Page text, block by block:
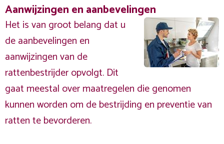
Aanwijzingen en aanbevelingen
Het is van groot belang dat u
de aanbevelingen en
aanwijzingen van de
rattenbestrijder opvolgt. Dit
gaat meestal over maatregelen die genomen
kunnen worden om de bestrijding en preventie van
ratten te bevorderen.